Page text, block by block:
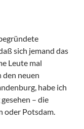
sich jemand das
Leute mal
den neuen
habe ich
– die
oder Potsdam.